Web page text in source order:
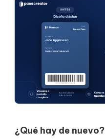
¿Qué hay de nuevo?